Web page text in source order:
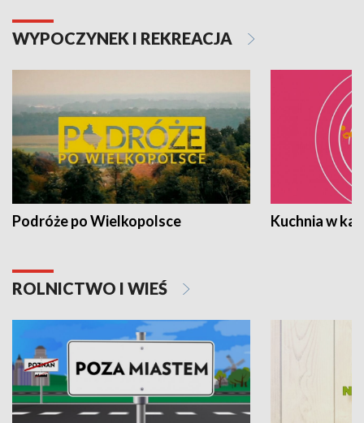
WYPOCZYNEK I REKREACJA
Podróże po Wielkopolsce Kuchnia w
ROLNICTWO I WIEŚ